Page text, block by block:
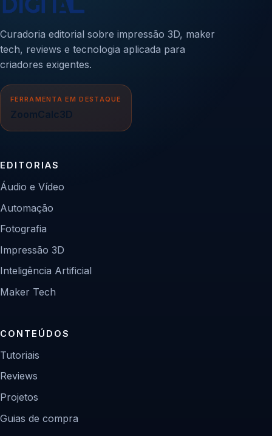
Curadoria editorial sobre impressão 3D, maker
tech, reviews e tecnologia aplicada para
criadores exigentes.
FERRAMENTA EM DESTAQUE
ZoomCalc3D
EDITORIAS
Áudio e Vídeo
Automação
Fotografia
Impressão 3D
Inteligência Artificial
Maker Tech
CONTEÚDOS
Tutoriais
Reviews
Projetos
Guias de compra